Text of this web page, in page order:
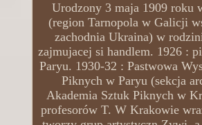
Urodzony 3 maja 1909 roku
(region Tarnopola w Galicji
zachodnia Ukraina) w
zajmujacej si handlem. 1926 :
Paryu. 1930-32 : Pastwowa
Piknych w Paryu (sekcja
Akademia Sztuk Piknych w
profesorów T. W Krakowie